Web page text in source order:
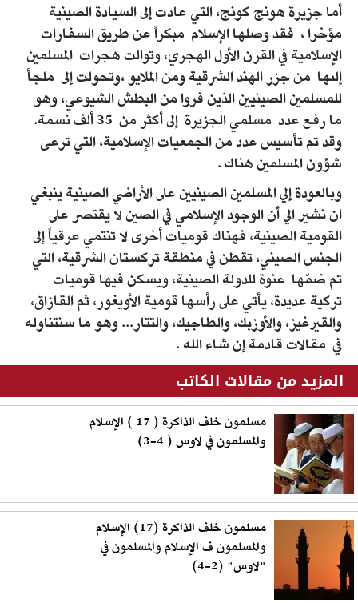
أما جزيرة هونج كونج، التي عادت إلى السيادة الصينية
مؤخرا ، فقد وصلها الإسلام مبكراً عن طريق السفارات
الإسلامية في القرن الأول الهجري، وتوالت هجرات المسلمين
إلىها من جزر الهند الشرقية ومن الملايو ،وتحولت إلى ملجأ
للمسلمين الصينيين الذين فروا من البطش الشيوعي، وهو
ما رفع عدد مسلمي الجزيرة إلى أكثر من 35 ألف نسمة.
وقد تم تأسيس عدد من الجمعيات الإسلامية، التي ترعى
شؤون المسلمين هناك .
وبالعودة إلي المسلمين الصينيين على الأراضي الصينية ينبغي
ان نشير الي أن الوجود الإسلامي في الصين لا يقتصر على
القومية الصينية، فهناك قوميات أخرى لا تنتمي عرقياً إلى
الجنس الصيني، تقطن في منطقة تركستان الشرقية، التي
تم ضمّها عنوة للدولة الصينية، ويسكن فيها قوميات
تركية عديدة، يأتي على رأسها قومية الأويغور، ثم القازاق،
والقيرغيز، والأوزبك، والطاجيك، والتتار... وهو ما سنتناوله
في مقالات قادمة إن شاء الله .
المزيد من مقالات الكاتب
مسلمون خلف الذاكرة ( 17 ) الإسلام
والمسلمون في لاوس ( 4-3)
مسلمون خلف الذاكرة (17) الإسلام
والمسلمون ف الإسلام والمسلمون في
"لاوس" (2-4)